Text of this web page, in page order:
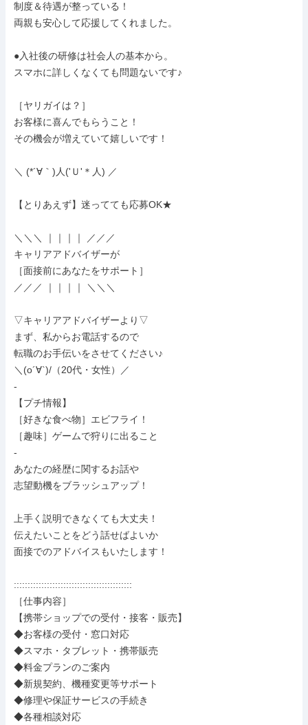
制度＆待遇が整っている！
両親も安心して応援してくれました。
●入社後の研修は社会人の基本から。
スマホに詳しくなくても問題ないです♪
［ヤリガイは？］
お客様に喜んでもらうこと！
その機会が増えていて嬉しいです！
＼ (*´∀｀)人('Ｕ'＊人) ／
【とりあえず】迷ってても応募OK★
＼＼＼ ｜｜｜｜ ／／／
キャリアアドバイザーが
［面接前にあなたをサポート］
／／／ ｜｜｜｜ ＼＼＼
▽キャリアアドバイザーより▽
まず、私からお電話するので
転職のお手伝いをさせてください♪
＼(o´∀`)/（20代・女性）／
-
【プチ情報】
［好きな食べ物］エビフライ！
［趣味］ゲームで狩りに出ること
-
あなたの経歴に関するお話や
志望動機をブラッシュアップ！
上手く説明できなくても大丈夫！
伝えたいことをどう話せばよいか
面接でのアドバイスもいたします！
:::::::::::::::::::::::::::::::::::::::::::
［仕事内容］
【携帯ショップでの受付・接客・販売】
◆お客様の受付・窓口対応
◆スマホ・タブレット・携帯販売
◆料金プランのご案内
◆新規契約、機種変更等サポート
◆修理や保証サービスの手続き
◆各種相談対応